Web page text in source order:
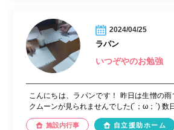
2024/04/25
ラパン
いつぞやのお勉強
こんにちは、ラパンです！ 昨日は生憎の雨
クムーンが見られませんでした(´；ω；`) 数
施設内行事 自立援助ホーム